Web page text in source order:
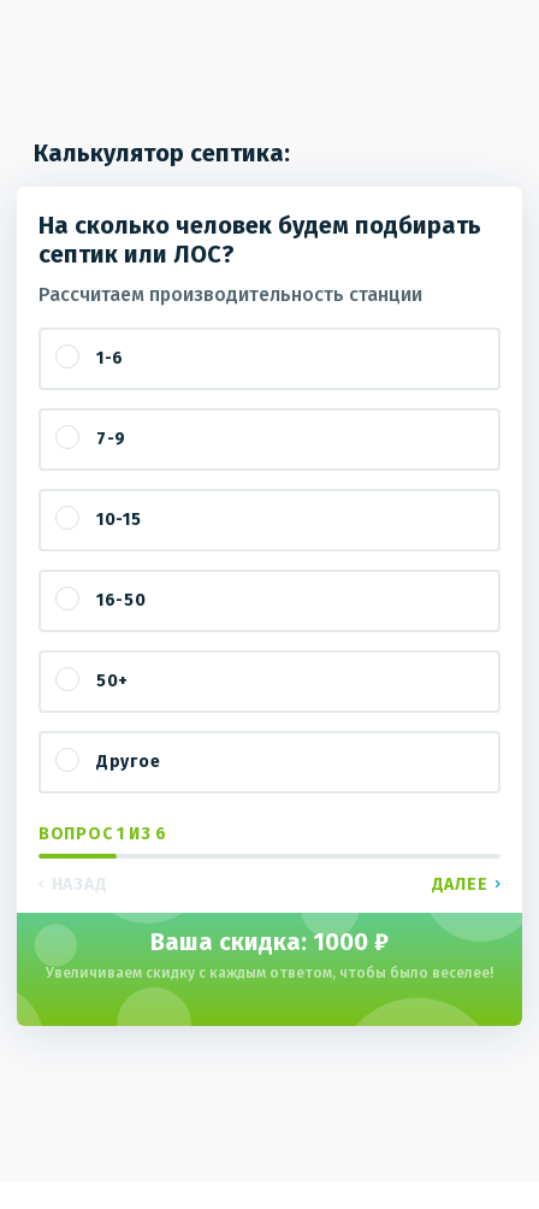
Калькулятор септика:
На сколько человек будем подбирать
септик или ЛОС?
Рассчитаем производительность станции
1-6
7-9
10-15
16-50
50+
Другое
ВОПРОС 1 ИЗ 6
НАЗАД ДАЛЕЕ
Ваша скидка:1000 ₽
Увеличиваем скидку с каждым ответом, чтобы было веселее!